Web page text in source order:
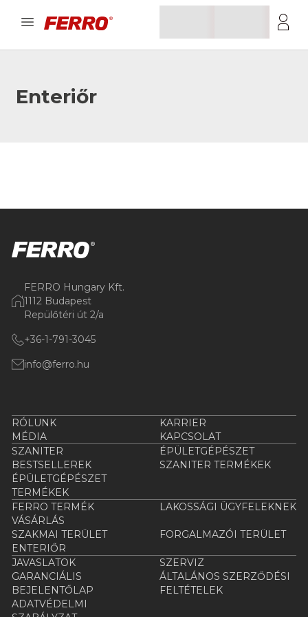
Enteriőr
FERRO Hungary Kft.
1112 Budapest
Repülőtéri út 2/a
+36-1-791-3045
info@ferro.hu
RÓLUNK
KARRIER
MÉDIA
KAPCSOLAT
SZANITER
ÉPÜLETGÉPÉSZET
BESTSELLEREK
SZANITER TERMÉKEK
ÉPÜLETGÉPÉSZET
TERMÉKEK
FERRO TERMÉK
VÁSÁRLÁS
LAKOSSÁGI ÜGYFELEKNEK
SZAKMAI TERÜLET
FORGALMAZÓI TERÜLET
ENTERIŐR
JAVASLATOK
SZERVIZ
GARANCIÁLIS
BEJELENTŐLAP
ÁLTALÁNOS SZERZŐDÉSI
FELTÉTELEK
ADATVÉDELMI